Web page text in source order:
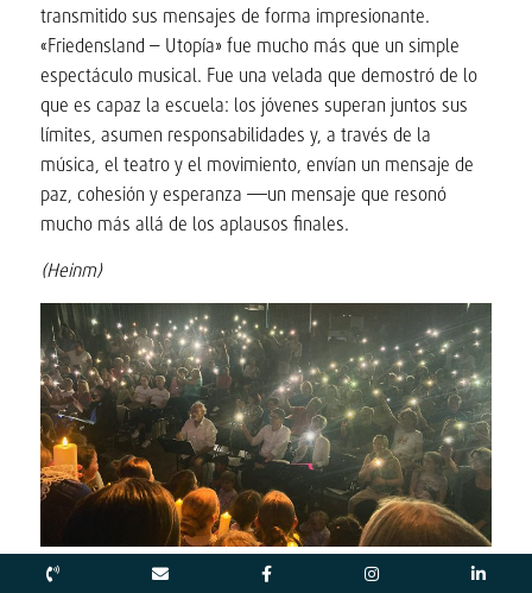
transmitido sus mensajes de forma impresionante.
«Friedensland – Utopía» fue mucho más que un simple
espectáculo musical. Fue una velada que demostró de lo
que es capaz la escuela: los jóvenes superan juntos sus
límites, asumen responsabilidades y, a través de la
música, el teatro y el movimiento, envían un mensaje de
paz, cohesión y esperanza —un mensaje que resonó
mucho más allá de los aplausos finales.
(Heinm)